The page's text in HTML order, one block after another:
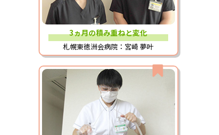
3ヵ月の積み重ねと変化
札幌東徳洲会病院：宮崎 夢叶